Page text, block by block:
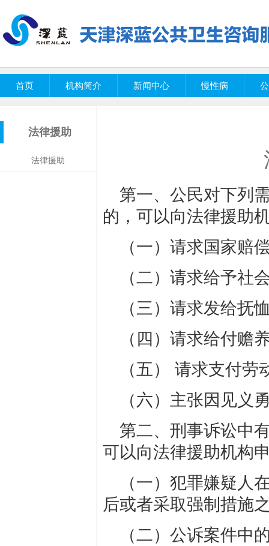
首页 机构简介 新闻中心 慢性病
法律援助
法律援助
第一、公民对下列
的，可以向法律援助
（一）请求国家赔
（二）请求给予社
（三）请求发给抚
（四）请求给付赡
（五） 请求支付劳
（六）主张因见义
第二、刑事诉讼中
可以向法律援助机构
（一）犯罪嫌疑人
后或者采取强制措施
（二）公诉案件中